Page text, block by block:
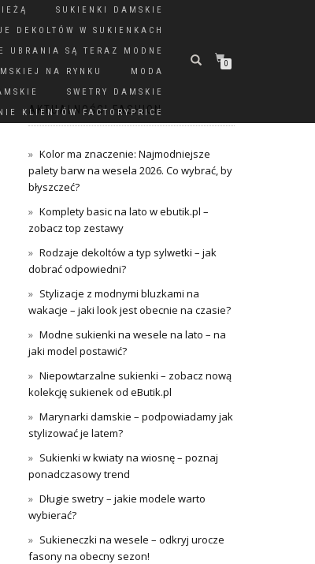
SUKIENKI DAMSKIE
DEKOLTÓW W SUKIENKACH
UBRANIA SĄ TERAZ MODNE
NA RYNKU
MODA
SWETRY DAMSKIE
KLIENTÓW FACTORYPRICE
0
AKTUALNOŚCI FASHION
Kolor ma znaczenie: Najmodniejsze
palety barw na wesela 2026. Co wybrać, by
błyszczeć?
Komplety basic na lato w ebutik.pl –
zobacz top zestawy
Rodzaje dekoltów a typ sylwetki – jak
dobrać odpowiedni?
Stylizacje z modnymi bluzkami na
wakacje – jaki look jest obecnie na czasie?
Modne sukienki na wesele na lato – na
jaki model postawić?
Niepowtarzalne sukienki – zobacz nową
kolekcję sukienek od eButik.pl
Marynarki damskie – podpowiadamy jak
stylizować je latem?
Sukienki w kwiaty na wiosnę – poznaj
ponadczasowy trend
Długie swetry – jakie modele warto
wybierać?
Sukieneczki na wesele – odkryj urocze
fasony na obecny sezon!